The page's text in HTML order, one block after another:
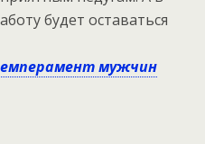
будет оставаться
мужчин